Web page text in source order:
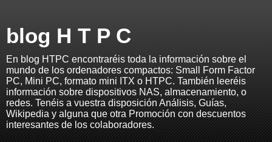
blog H T P C
En blog HTPC encontraréis toda la información sobre el
mundo de los ordenadores compactos: Small Form Factor
PC, Mini PC, formato mini ITX o HTPC. También leeréis
información sobre dispositivos NAS, almacenamiento, o
redes. Tenéis a vuestra disposición Análisis, Guías,
Wikipedia y alguna que otra Promoción con descuentos
interesantes de los colaboradores.